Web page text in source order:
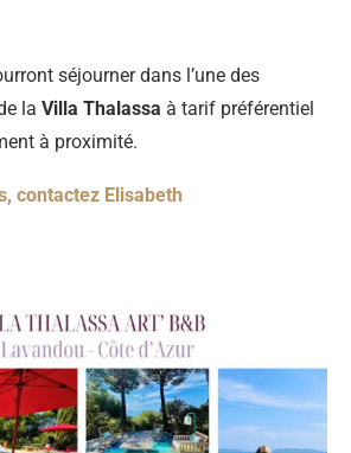
séjourner dans l’une des
la Villa Thalassa à tarif préférentiel
à proximité.
contactez Elisabeth